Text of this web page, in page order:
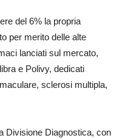
del 6% la propria
per merito delle alte
lanciati sul mercato,
e Polivy, dedicati
sclerosi multipla,
Divisione Diagnostica, con